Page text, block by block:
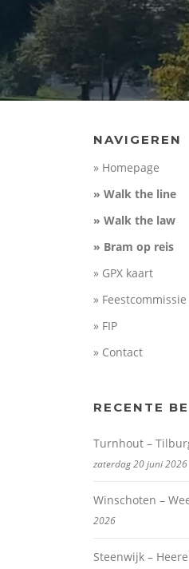
NAVIGEREN
» Homepage
» Walk the line
» Walk the law
» Bram op reis
» GPX kaart
» Feestcommissie
» FIP
» Contact
RECENTE
Turnhout –
zaterdag 20 juni 2026
Winschoten –
2026
Steenwijk –